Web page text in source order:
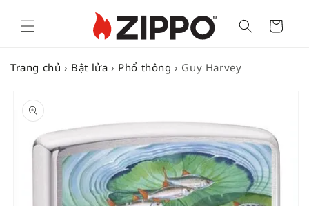
Cart
Trang chủ › Bật lửa › Phổ thông › Guy Harvey
PRODUCT
INFORMATION